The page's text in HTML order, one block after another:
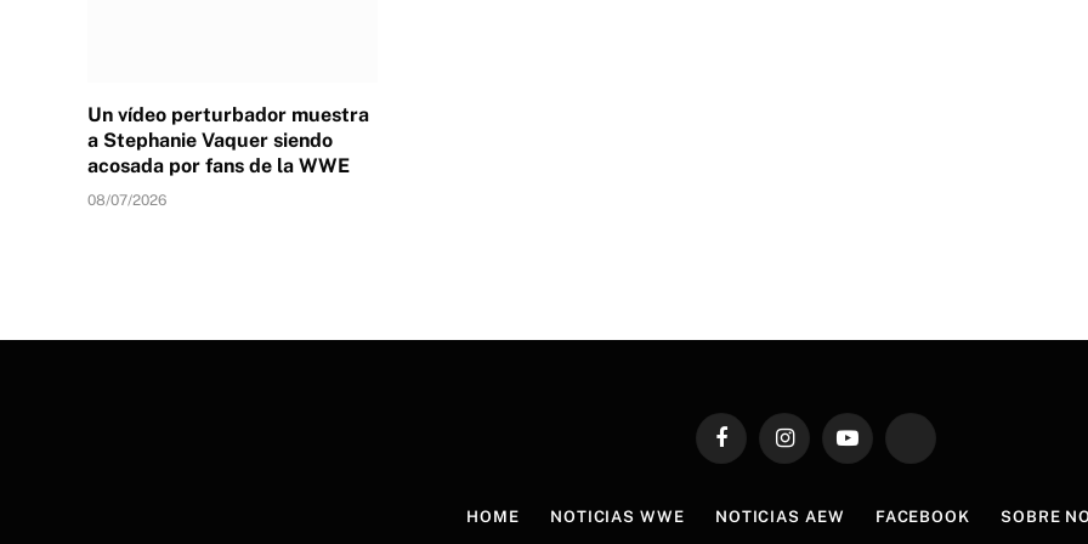
Un vídeo perturbador muestra
a Stephanie Vaquer siendo
acosada por fans de la WWE
08/07/2026
FacebookInstagramYouTube TikTok
HOME NOTICIAS WWE NOTICIAS AEW FACEBOOK SOBRE